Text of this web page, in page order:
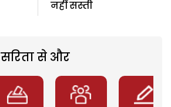
नहीं सस्ती
सरिता से और